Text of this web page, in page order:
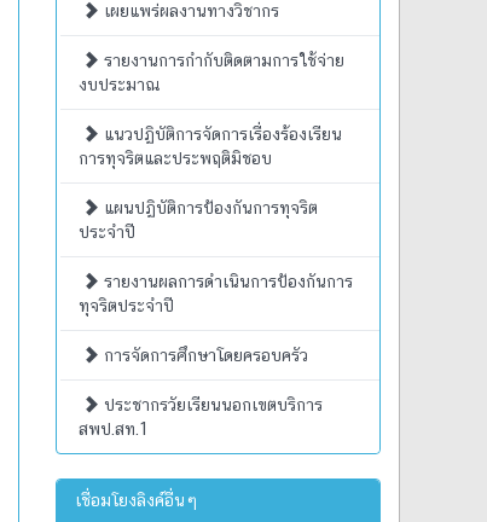
เผยแพร่ผลงานทางวิชากร
รายงานการกำกับติดตามการใช้จ่าย
งบประมาณ
แนวปฏิบัติการจัดการเรื่องร้องเรียน
การทุจริตและประพฤติมิชอบ
แผนปฏิบัติการป้องกันการทุจริต
ประจำปี
รายงานผลการดำเนินการป้องกันการ
ทุจริตประจำปี
การจัดการศึกษาโดยครอบครัว
ประชากรวัยเรียนนอกเขตบริการ
สพป.สท.1
เชื่อมโยงลิงค์อื่นๆ